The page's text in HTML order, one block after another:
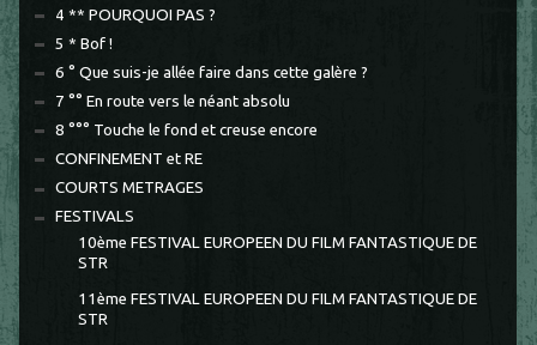
4 ** POURQUOI PAS ?
5 * Bof !
6 ° Que suis-je allée faire dans cette galère ?
7 °° En route vers le néant absolu
8 °°° Touche le fond et creuse encore
CONFINEMENT et RE
COURTS METRAGES
FESTIVALS
10ème FESTIVAL EUROPEEN DU FILM FANTASTIQUE DE
STR
11ème FESTIVAL EUROPEEN DU FILM FANTASTIQUE DE
STR